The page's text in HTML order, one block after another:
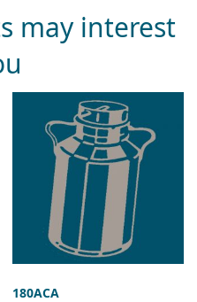
may interest
180ACA